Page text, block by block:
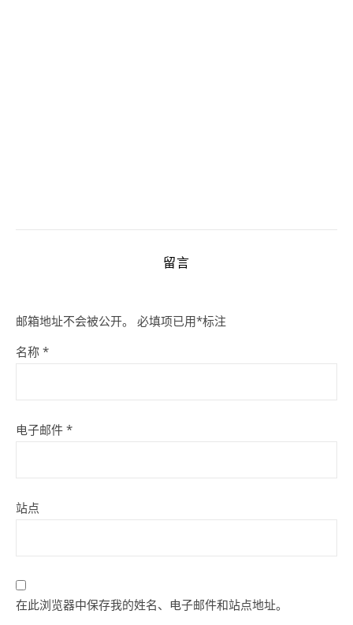
留言
邮箱地址不会被公开。 必填项已用*标注
名称 *
电子邮件 *
站点
在此浏览器中保存我的姓名、电子邮件和站点地址。